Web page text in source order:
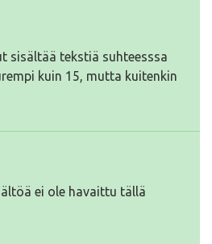
sisältää tekstiä suhteesssa
kuin 15, mutta kuitenkin
ei ole havaittu tällä